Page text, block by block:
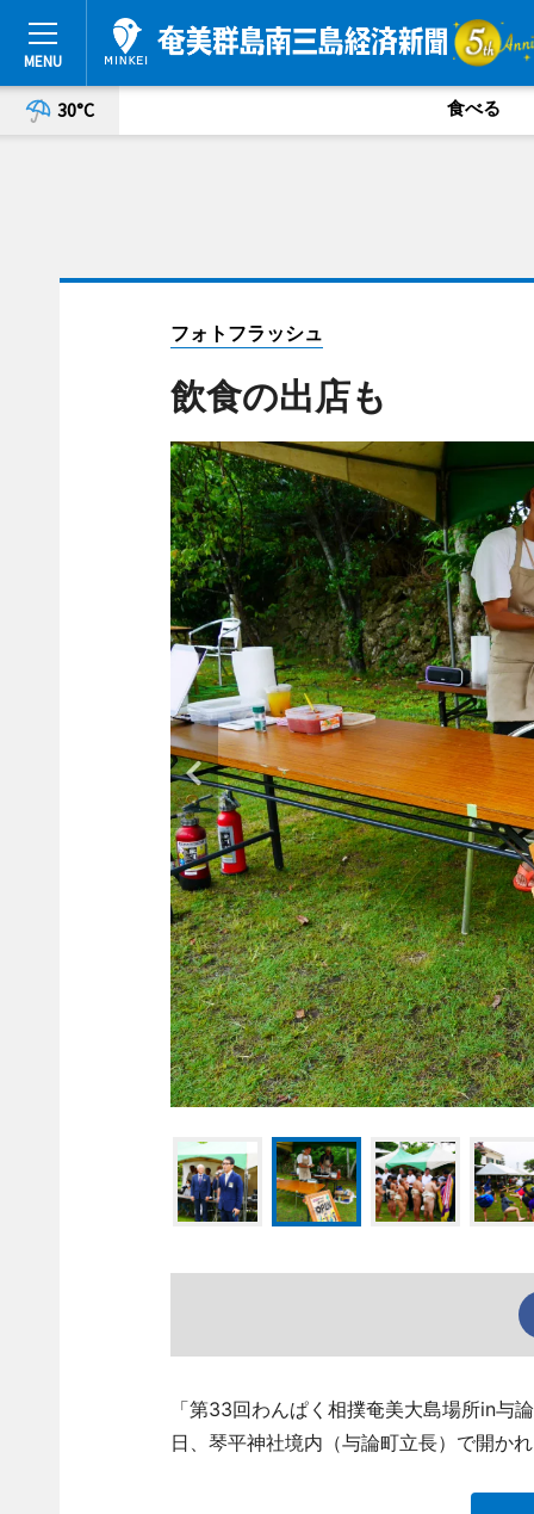
30°C 食べる
フォトフラッシュ
飲食の出店も
「第33回わんぱく相撲奄美大島場所in与
日、琴平神社境内（与論町立長）で開か